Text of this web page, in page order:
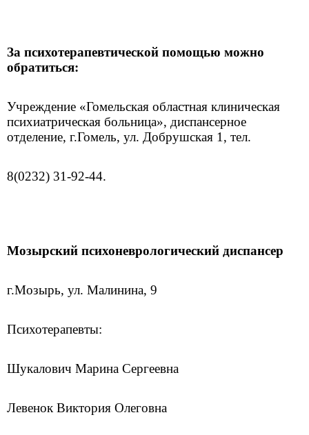
За психотерапевтической помощью можно
обратиться:
Учреждение «Гомельская областная клиническая
психиатрическая больница», диспансерное
отделение, г.Гомель, ул. Добрушская 1, тел.
8(0232) 31-92-44.
Мозырский психоневрологический диспансер
г.Мозырь, ул. Малинина, 9
Психотерапевты:
Шукалович Марина Сергеевна
Левенок Виктория Олеговна